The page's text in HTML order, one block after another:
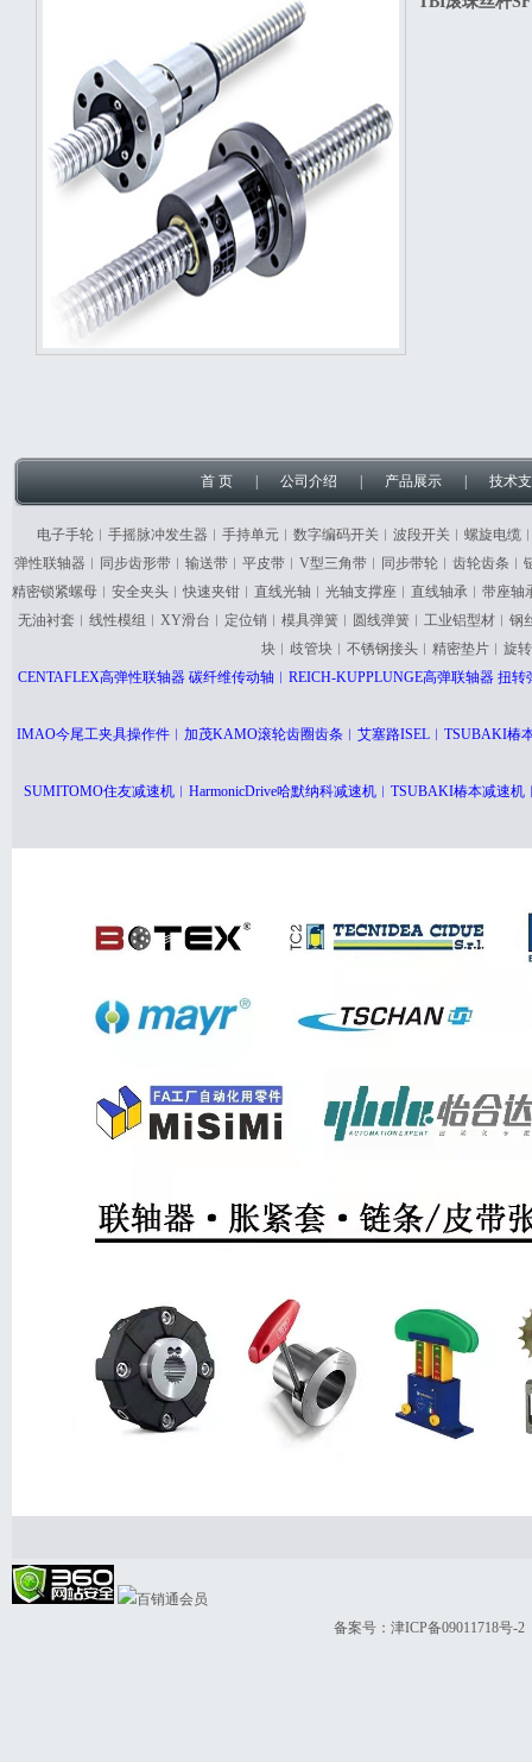
首 页 公司介绍 产品展示 技术
电子手轮︱手摇脉冲发生器︱手持单元︱数字编码开关︱波段开关︱螺旋电
弹性联轴器︱同步齿形带︱输送带︱平皮带︱V型三角带︱同步带轮︱齿轮齿条
精密锁紧螺母︱安全夹头︱快速夹钳︱直线光轴︱光轴支撑座︱直线轴承︱带座
无油衬套︱线性模组︱XY滑台︱定位销︱模具弹簧︱圆线弹簧︱工业铝型材︱
块︱歧管块︱不锈钢接头︱精密垫片︱旋
CENTAFLEX高弹性联轴器 碳纤维传动轴︱REICH-KUPPLUNGE高弹联轴器 扭
IMAO今尾工夹具操作件︱加茂KAMO滚轮齿圈齿条︱艾塞路ISEL︱TSUBAKI椿
SUMITOMO住友减速机︱HarmonicDrive哈默纳科减速机︱TSUBAKI椿本减速
备案号： 津ICP备09011718号-2